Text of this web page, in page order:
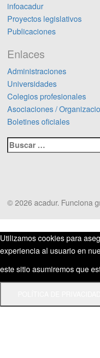
infoacadur
Proyectos legislativos
Publicaciones
Enlaces
Administraciones
Universidades
Colegios profesionales
Asociaciones /
Boletines oficiales
Buscar:
© 2026 acadur. Funciona
Utilizamos cookies para
experiencia al usuario en
este sitio asumiremos que